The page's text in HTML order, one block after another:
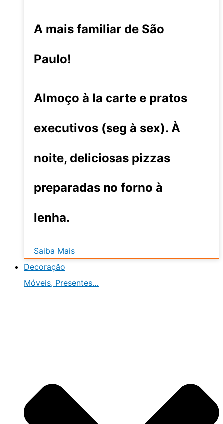
A mais familiar de São
Paulo!
Almoço à la carte e pratos
executivos (seg à sex). À
noite, deliciosas pizzas
preparadas no forno à
lenha.
Saiba Mais
Decoração
Móveis, Presentes…